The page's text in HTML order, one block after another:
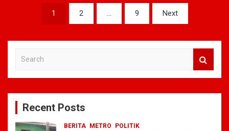
Navigasi
1 2 … 9 Next
Recent Posts
BERITA METRO POLITIK